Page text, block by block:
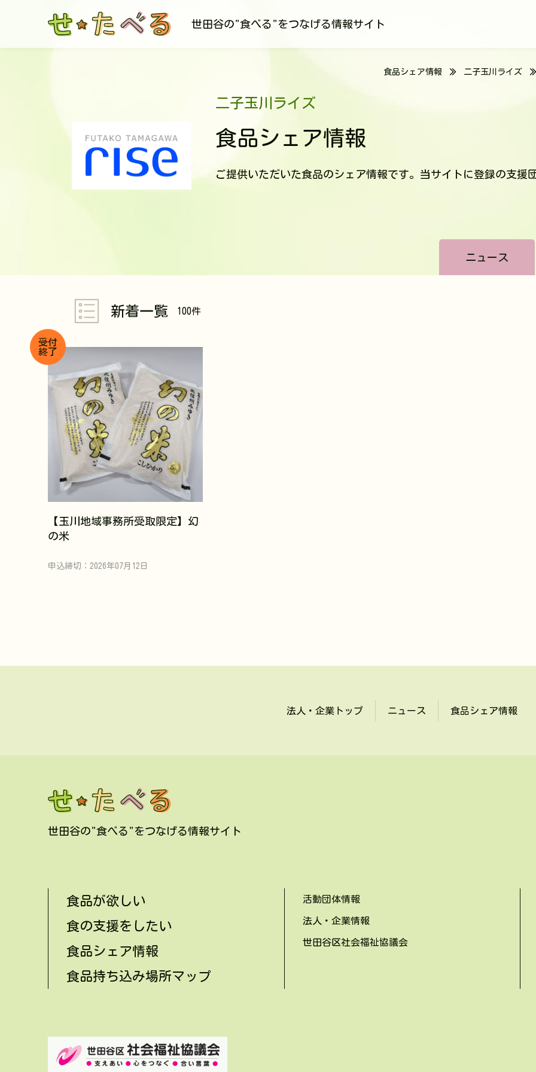
世田谷の"食べる"をつなげる情報サイト
二子玉川ライズ
食品シェア情報
二子玉川ライズ
食品シェア情報
ご提供いただいた食品のシェア情報です。当サイトに登録の支援
ニュース
新着一覧 100件
受付
終了
【玉川地域事務所受取限定】幻
の米
申込締切：2026年07月12日
法人・企業トップ ニュース 食品シェア情報
世田谷の"食べる"をつなげる情報サイト
食品が欲しい
食の支援をしたい
食品シェア情報
食品持ち込み場所マップ
活動団体情報
法人・企業情報
世田谷区社会福祉協議会